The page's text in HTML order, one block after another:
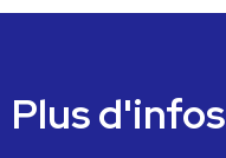
Plus d'infos